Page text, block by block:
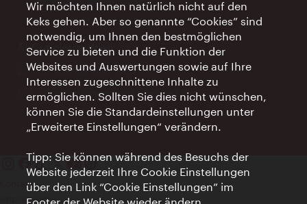
AI Concierge Wien
Ort:
concierge.wien.info
Öffnungszeiten:
Informationen rund um die Uhr
Kontakt
Impressum
Wir möchten Ihnen natürlich nicht auf den
Keks gehen. Aber so genannte “Cookies” sind
notwendig, um Ihnen den bestmöglichen
Service zu bieten und die Funktion der
Websites und Auswertungen sowie auf Ihre
Interessen zugeschnittene Inhalte zu
ermöglichen. Sollten Sie dies nicht wünschen,
können Sie die Standardeinstellungen unter
„Erweiterte Einstellungen“ verändern.
Tipp: Sie können während des Besuchs der
Website jederzeit Ihre Cookie Einstellungen
über den Link “Cookie Einstellungen” im